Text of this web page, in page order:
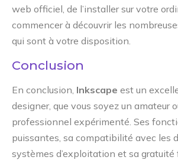
web officiel, de l’installer sur votre
commencer à découvrir les
qui sont à votre disposition.
Conclusion
En conclusion, Inkscape est un
designer, que vous soyez un amateur
professionnel expérimenté. Ses
puissantes, sa compatibilité avec les
systèmes d’exploitation et sa gratuité